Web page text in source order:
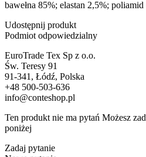
bawełna 85%; elastan 2,5%;
Udostępnij produkt
Podmiot odpowiedzialny
EuroTrade Tex Sp z o.o.
Św. Teresy 91
91-341, Łódź, Polska
+48 500-503-636
info@conteshop.pl
Ten produkt nie ma pytań Możesz
poniżej
Zadaj pytanie